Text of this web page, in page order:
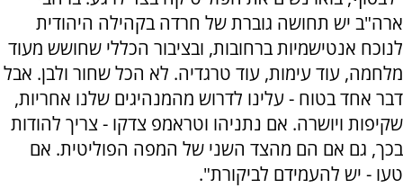
ארה"ב יש תחושה גוברת של חרדה בקהילה היהודית
לנוכח אנטישמיות ברחובות, ובציבור הכללי שחושש מעוד
מלחמה, עוד עימות, עוד טרגדיה. לא הכל שחור ולבן. אבל
דבר אחד בטוח - עלינו לדרוש מהמנהיגים שלנו אחריות,
שקיפות ויושרה. אם נתניהו וטראמפ צדקו - צריך להודות
בכך, גם אם הם מהצד השני של המפה הפוליטית. אם
טעו - יש להעמידם לביקורת".